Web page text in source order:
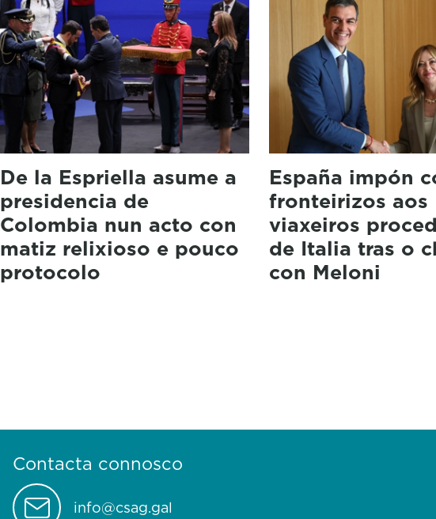
De la Espriella asume a
presidencia de
Colombia nun acto con
matiz relixioso e pouco
protocolo
España impón
fronteirizos aos
viaxeiros
de Italia tras o
con Meloni
Contacta connosco
info@csag.gal